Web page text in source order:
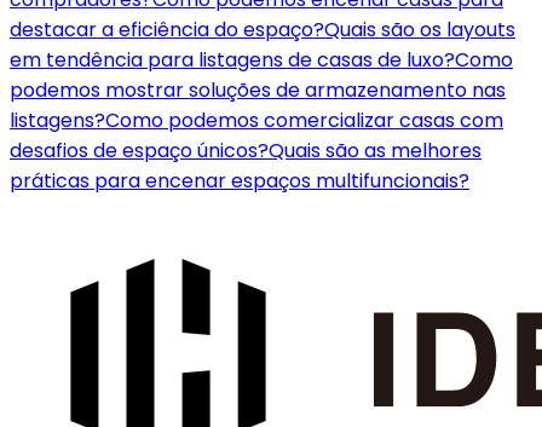
destacar a eficiência do espaço?Quais são os layouts
em tendência para listagens de casas de luxo?Como
podemos mostrar soluções de armazenamento nas
listagens?Como podemos comercializar casas com
desafios de espaço únicos?Quais são as melhores
práticas para encenar espaços multifuncionais?